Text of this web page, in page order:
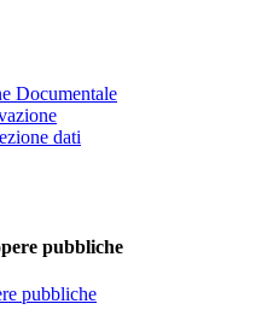
Documentale
dati
pubbliche
pubbliche